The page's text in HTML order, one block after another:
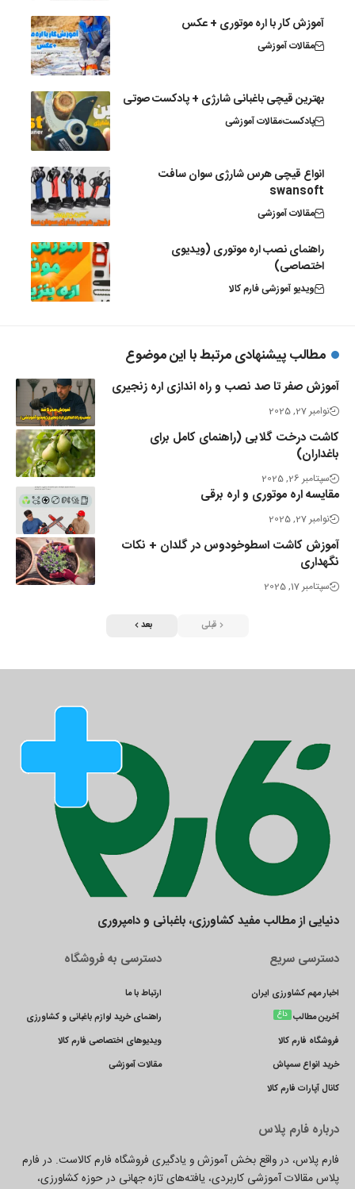
آموزش کار با اره موتوری + عکس
مقالات آموزشی
بهترین قیچی باغبانی شارژی + پادکست صوتی
پادکستمقالات آموزشی
انواع قیچی هرس شارژی سوان سافت
swansoft
مقالات آموزشی
راهنمای نصب اره موتوری (ویدیوی
اختصاصی)
ویدیو آموزشی فارم کالا
مطالب پیشنهادی مرتبط با این موضوع
آموزش صفر تا صد نصب و راه‌ اندازی اره زنجیری
نوامبر 27, 2025
کاشت درخت گلابی (راهنمای کامل برای
باغداران)
سپتامبر 26, 2025
مقایسه اره موتوری و اره برقی
نوامبر 27, 2025
آموزش کاشت اسطوخودوس در گلدان + نکات
نگهداری
سپتامبر 17, 2025
قبلی بعد
دنیایی از مطالب مفید کشاورزی، باغبانی و دامپروری
دسترسی سریع
اخبار مهم کشاورزی ایران
آخرین مطالب داغ
فروشگاه فارم کالا
خرید انواع سمپاش
کانال آپارات فارم کالا
دسترسی به فروشگاه
ارتباط با ما
راهنمای خرید لوازم باغبانی و کشاورزی
ویدیوهای اختصاصی فارم کالا
مقالات آموزشی
درباره فارم پلاس
فارم پلاس، در واقع بخش آموزش و یادگیری فروشگاه فارم کالاست. در فارم
پلاس مقالات آموزشی کاربردی، یافته‌های تازه جهانی در حوزه کشاورزی،